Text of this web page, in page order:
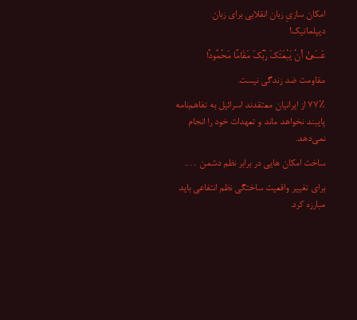
امکان سازیِ زبان انقلابی برای زبان
دیپلماتیک!
عَسَىٰ أَنْ یَبْعَثَکَ رَبُّکَ مَقَامًا مَحْمُودًا
مقاومت ضد زندگی نیست.
۷۷٪ از ایرانیان معتقدند اسرائیل به تفاهم‌نامه
پایبند نخواهد ماند و تعهدات خود را انجام
نمی‌دهد.
ساخت امکان هایی در برابر نظم دشمن ….
برای تغییر واقعیت ساختگی نظم انتفاعی باید
مبارزه کرد.